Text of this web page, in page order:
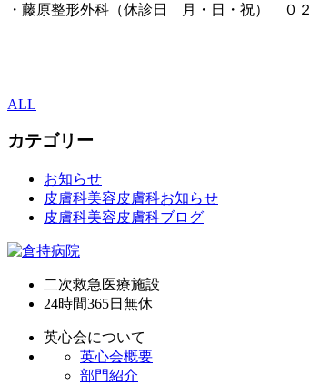
・藤原整形外科（休診日 月・日・祝） ０
ALL
カテゴリー
お知らせ
皮膚科美容皮膚科お知らせ
皮膚科美容皮膚科ブログ
二次救急医療施設
24時間365日 無休
英心会について
英心会概要
部門紹介